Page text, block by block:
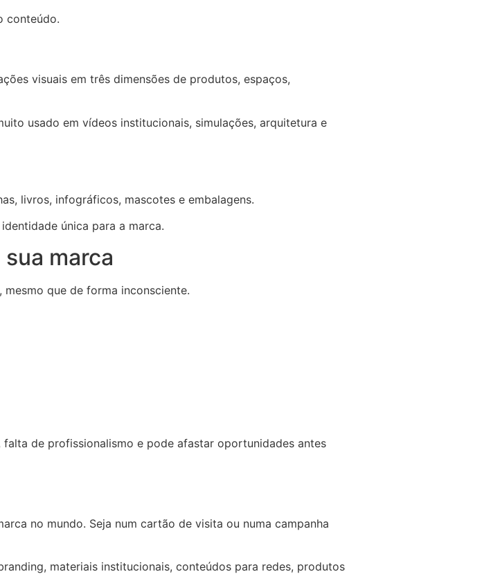
conteúdo.
visuais em três dimensões de produtos, espaços,
usado em vídeos institucionais, simulações, arquitetura e
livros, infográficos, mascotes e embalagens.
única para a marca.
marca
mesmo que de forma inconsciente.
de profissionalismo e pode afastar oportunidades antes
no mundo. Seja num cartão de visita ou numa campanha
materiais institucionais, conteúdos para redes, produtos